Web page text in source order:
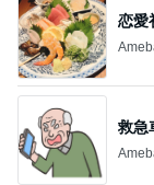
恋愛
救急